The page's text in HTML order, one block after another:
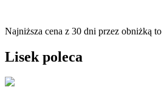
Najniższa cena z 30 dni przez obniżką to
Lisek poleca